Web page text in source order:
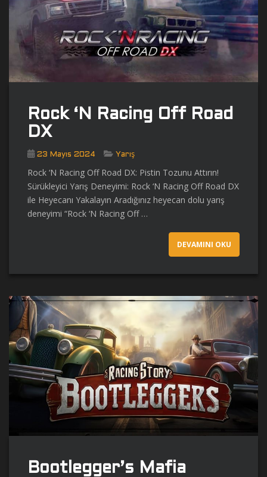
Rock ‘N Racing Off Road
DX
23 Mayıs 2024 Yarış
Rock ‘N Racing Off Road DX: Pistin Tozunu Attırın!
Sürükleyici Yarış Deneyimi: Rock ‘N Racing Off Road DX
ile Heyecanı Yakalayın Aradığınız heyecan dolu yarış
deneyimi “Rock ‘N Racing Off …
DEVAMINI OKU
Bootlegger’s Mafia